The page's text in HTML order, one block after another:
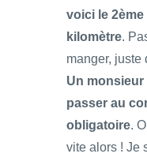
voici le
kilomètre.
manger, juste
Un monsieur
passer au
obligatoire.
vite alors ! Je